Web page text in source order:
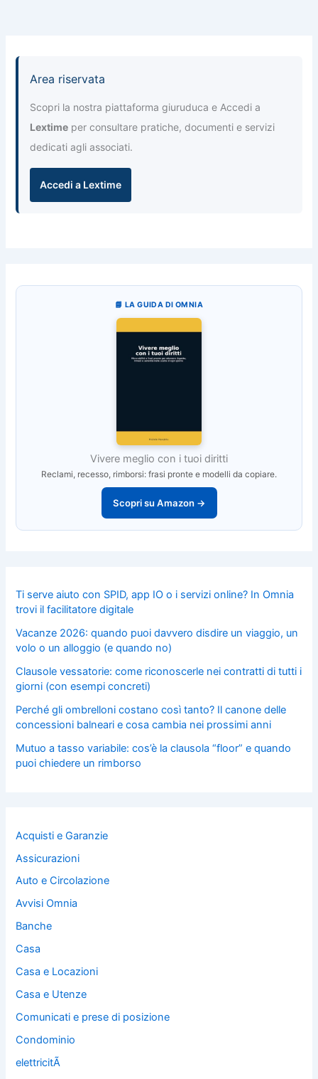
Area riservata
Scopri la nostra piattaforma giuruduca e Accedi a
Lextime per consultare pratiche, documenti e servizi
dedicati agli associati.
Accedi a Lextime
📘 LA GUIDA DI OMNIA
Vivere meglio con i tuoi diritti
Reclami, recesso, rimborsi: frasi pronte e modelli da copiare.
Scopri su Amazon →
Ti serve aiuto con SPID, app IO o i servizi online? In Omnia
trovi il facilitatore digitale
Vacanze 2026: quando puoi davvero disdire un viaggio, un
volo o un alloggio (e quando no)
Clausole vessatorie: come riconoscerle nei contratti di tutti i
giorni (con esempi concreti)
Perché gli ombrelloni costano così tanto? Il canone delle
concessioni balneari e cosa cambia nei prossimi anni
Mutuo a tasso variabile: cos’è la clausola “floor” e quando
puoi chiedere un rimborso
Acquisti e Garanzie
Assicurazioni
Auto e Circolazione
Avvisi Omnia
Banche
Casa
Casa e Locazioni
Casa e Utenze
Comunicati e prese di posizione
Condominio
elettricitÃ